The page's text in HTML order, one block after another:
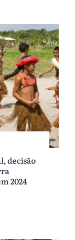
decisão
2024